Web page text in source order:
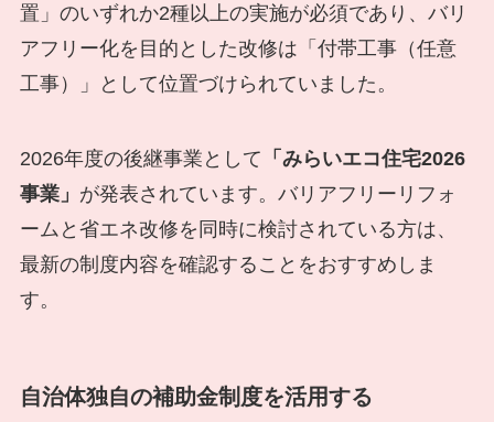
置」のいずれか2種以上の実施が必須であり、バリ
アフリー化を目的とした改修は「付帯工事（任意
工事）」として位置づけられていました。
2026年度の後継事業として 「みらいエコ住宅2026
事業」 が発表されています。バリアフリーリフォ
ームと省エネ改修を同時に検討されている方は、
最新の制度内容を確認することをおすすめしま
す。
自治体独自の補助金制度を活用する